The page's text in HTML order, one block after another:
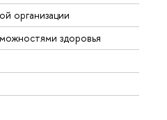
организации
здоровья